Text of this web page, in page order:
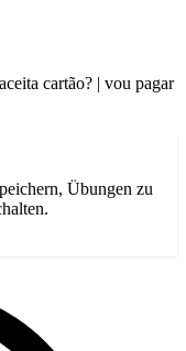
cartão? | vou pagar
Übungen zu